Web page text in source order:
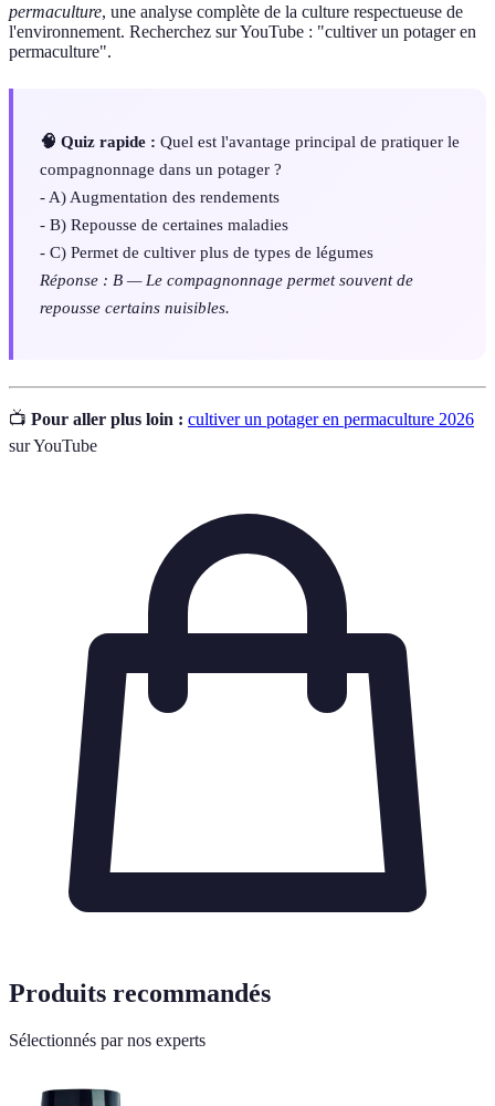
permaculture, une analyse complète de la culture respectueuse de
l'environnement. Recherchez sur YouTube : "cultiver un potager en
permaculture".
🧠 Quiz rapide : Quel est l'avantage principal de pratiquer le
compagnonnage dans un potager ?
- A) Augmentation des rendements
- B) Repousse de certaines maladies
- C) Permet de cultiver plus de types de légumes
Réponse : B — Le compagnonnage permet souvent de
repousse certains nuisibles.
📺 Pour aller plus loin : cultiver un potager en permaculture 2026
sur YouTube
Produits recommandés
Sélectionnés par nos experts